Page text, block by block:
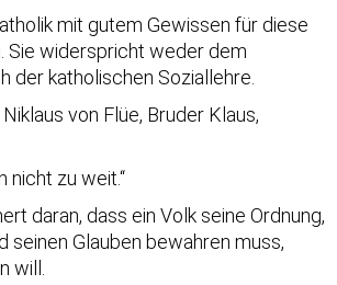
mit gutem Gewissen für diese
Sie widerspricht weder dem
der katholischen Soziallehre.
von Flüe, Bruder Klaus,
nicht zu weit.“
daran, dass ein Volk seine Ordnung,
seinen Glauben bewahren muss,
will.